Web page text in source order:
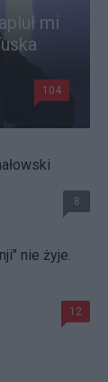
mi
104
8
nie żyje.
12